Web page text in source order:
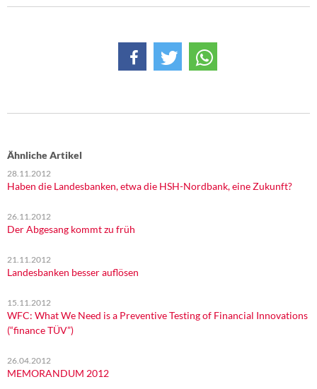
Ähnliche Artikel
28.11.2012
Haben die Landesbanken, etwa die HSH-Nordbank, eine Zukunft?
26.11.2012
Der Abgesang kommt zu früh
21.11.2012
Landesbanken besser auflösen
15.11.2012
WFC: What We Need is a Preventive Testing of Financial Innovations
(“finance TÜV”)
26.04.2012
MEMORANDUM 2012